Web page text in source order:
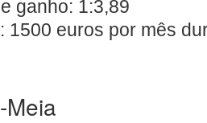
ganho: 1:3,89
1500 euros por mês